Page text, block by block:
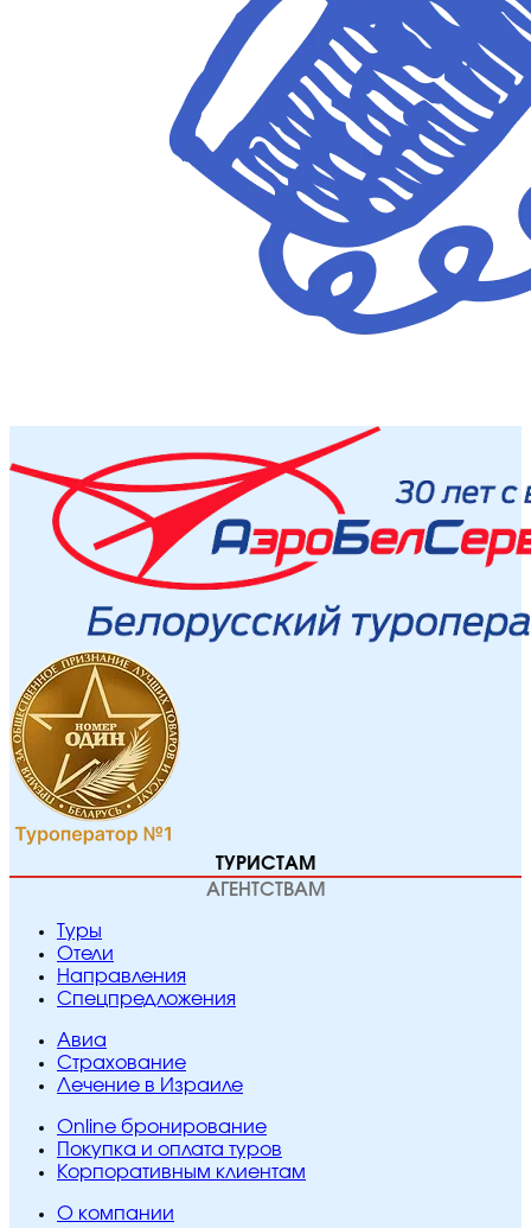
ТУРИСТАМ
АГЕНТСТВАМ
Туры
Отели
Направления
Спецпредложения
Авиа
Страхование
Лечение в Израиле
Online бронирование
Покупка и оплата туров
Корпоративным клиентам
O компании